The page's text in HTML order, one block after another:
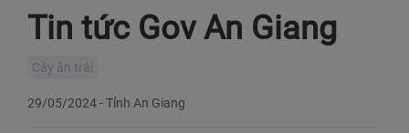
Tin tức Gov An Giang
Cây ăn trái
29/05/2024-Tỉnh An Giang